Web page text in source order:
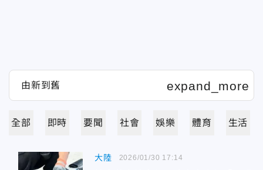
全部 即時 要聞 社會 娛樂 體育 生活
大陸 2026/01/30 17:14